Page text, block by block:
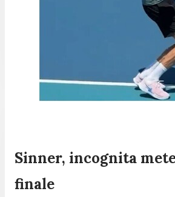
Sinner, incognita
finale